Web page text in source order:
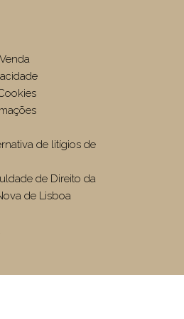
de litígios de
de Direito da
de Lisboa